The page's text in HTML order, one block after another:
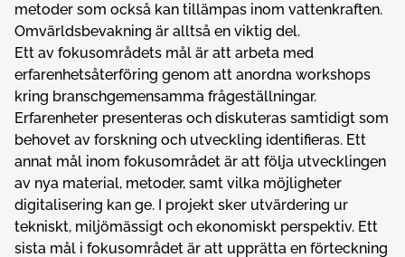
metoder som också kan tillämpas inom vattenkraften.
Omvärldsbevakning är alltså en viktig del.
Ett av fokusområdets mål är att arbeta med
erfarenhetsåterföring genom att anordna workshops
kring branschgemensamma frågeställningar.
Erfarenheter presenteras och diskuteras samtidigt som
behovet av forskning och utveckling identifieras. Ett
annat mål inom fokusområdet är att följa utvecklingen
av nya material, metoder, samt vilka möjligheter
digitalisering kan ge. I projekt sker utvärdering ur
tekniskt, miljömässigt och ekonomiskt perspektiv. Ett
sista mål i fokusområdet är att upprätta en förteckning